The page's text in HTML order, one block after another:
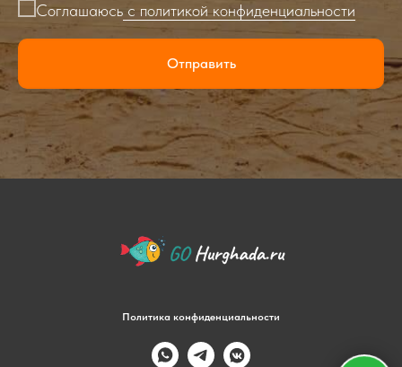
Соглашаюсь с политикой конфиденциальности
Отправить
Политика конфиденциальности